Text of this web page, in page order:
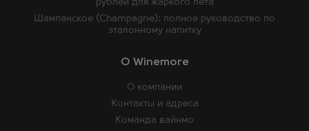
O Winemore
О компании
Контакты и адреса
Команда вайнмо
рублей для жаркого лета
Шампанское (Champagne): полное руководство по
эталонному напитку